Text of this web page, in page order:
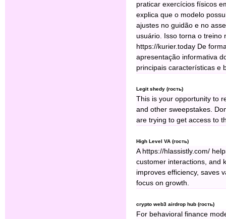
praticar exercícios físicos
explica que o modelo
ajustes no guidão e no
usuário. Isso torna o treino
https://kurier.today De
apresentação informativa
principais características e
Legit shedy (гость)
This is your opportunity to
and other sweepstakes.
are trying to get access to
High Level VA (гость)
A https://hlassistly.com/
customer interactions, and
improves efficiency, saves
focus on growth.
crypto web3 airdrop hub (гость)
For behavioral finance